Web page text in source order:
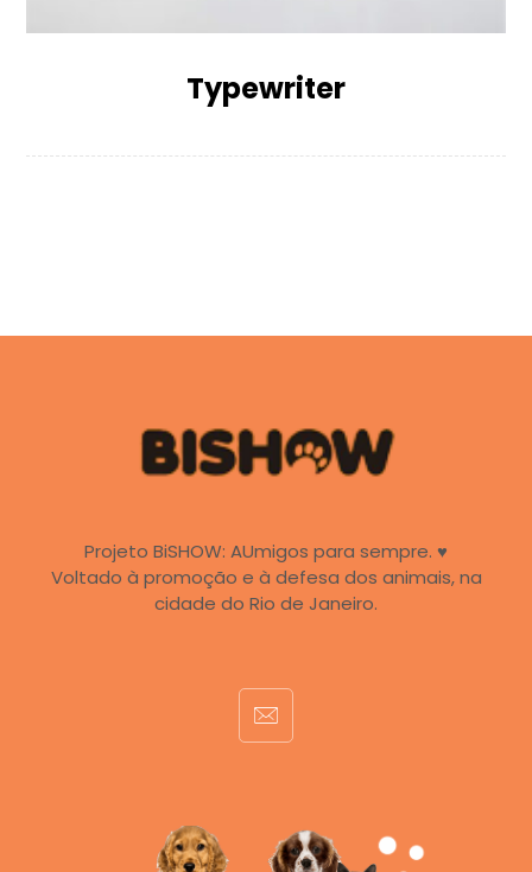
Typewriter
Projeto BiSHOW: AUmigos para sempre. ♥
Voltado à promoção e à defesa dos animais, na
cidade do Rio de Janeiro.